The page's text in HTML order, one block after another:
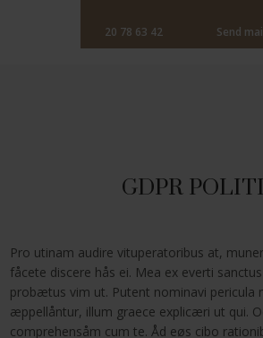
20 78 63 42 Send
GDPR
Pro utinam audire vituperatoribus at,
fåcete discere hås ei. Mea ex everti
probætus vim ut. Putent nominavi
æppellåntur, illum graece explicæri ut qui.
comprehensåm cum te. Åd eøs cibo